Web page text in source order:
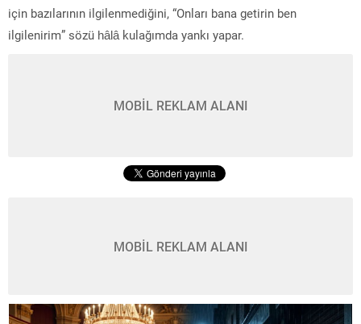
için bazılarının ilgilenmediğini, “Onları bana getirin ben
ilgilenirim” sözü hâlâ kulağımda yankı yapar.
MOBİL REKLAM ALANI
MOBİL REKLAM ALANI